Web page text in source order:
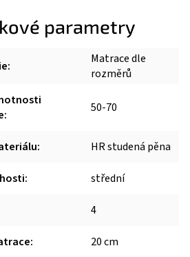
parametry
:
Matrace dle
rozměrů
: 50-70
: HR studená pěna
: střední
4
: 20 cm